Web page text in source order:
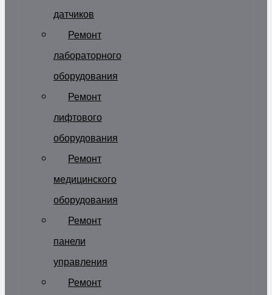
датчиков
Ремонт
лабораторного
оборудования
Ремонт
лифтового
оборудования
Ремонт
медицинского
оборудования
Ремонт
панели
управления
Ремонт